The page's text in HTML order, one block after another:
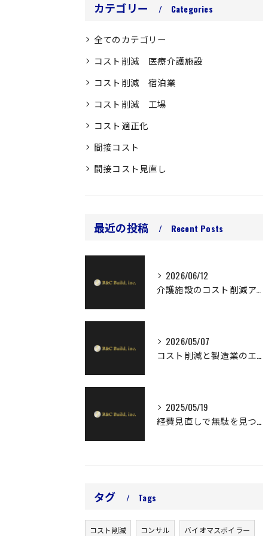
カテゴリー Categories
全てのカテゴリー
コスト削減 医療介護施設
コスト削減 宿泊業
コスト削減 工場
コスト適正化
間接コスト
間接コスト見直し
最近の投稿 Recent Posts
2026/06/12
介護施設のコスト削減アイデアで安定経営を実現するための具体策
2026/05/07
コスト削減と製造業のエネルギー最適化で利益率向上を実現する実践ガイド
2025/05/19
経費見直しで無駄を見つけ、利益率を高めるコツ
タグ Tags
コスト削減 コンサル バイオマスボイラー